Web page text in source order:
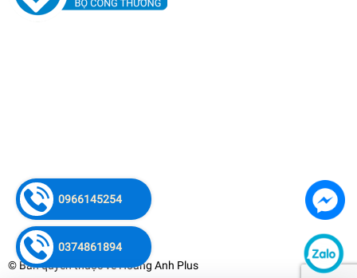
© Bản quyền thuộc vềHoàng Anh Plus
0374861894
0966145254